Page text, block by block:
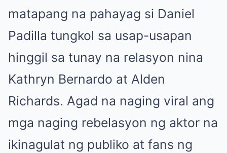
matapang na pahayag si Daniel
Padilla tungkol sa usap-usapan
hinggil sa tunay na relasyon nina
Kathryn Bernardo at Alden
Richards. Agad na naging viral ang
mga naging rebelasyon ng aktor na
ikinagulat ng publiko at fans ng